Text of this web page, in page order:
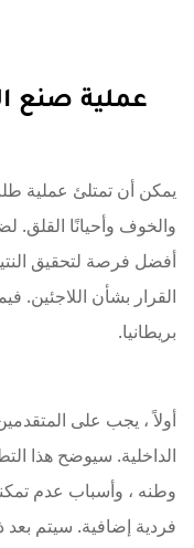
عملية صنع
يمكن أن تمتلئ عملية
والخوف وأحيانًا
أفضل فرصة لتحقيق
القرار بشأن اللاجئين.
بريطانيا.
أولاً ، يجب على
الداخلية. سيوضح هذا
وطنه ، وأسباب عدم
فردية إضافية. سيتم